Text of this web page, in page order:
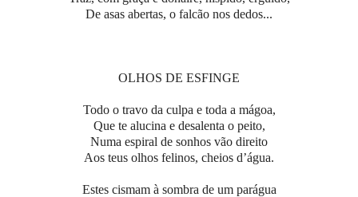
De asas abertas, o falcão nos dedos...
OLHOS DE ESFINGE
Todo o travo da culpa e toda a mágoa,
Que te alucina e desalenta o peito,
Numa espiral de sonhos vão direito
Aos teus olhos felinos, cheios d’água.
Estes cismam à sombra de um parágua